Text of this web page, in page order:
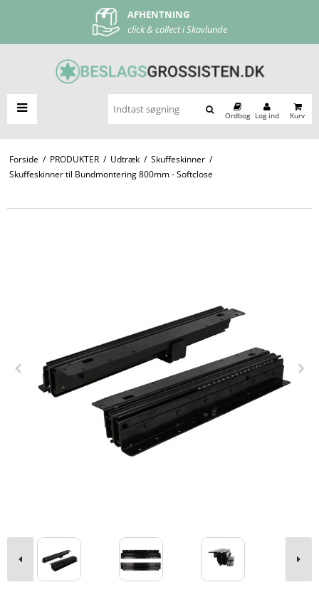
AFHENTNING
click & collect i Skovlunde
FRI FRAGT
ved køb over 500 kr
Ordbog Log ind Kurv
Forside / PRODUKTER / Udtræk / Skuffeskinner /
Skuffeskinner til Bundmontering 800mm - Softclose